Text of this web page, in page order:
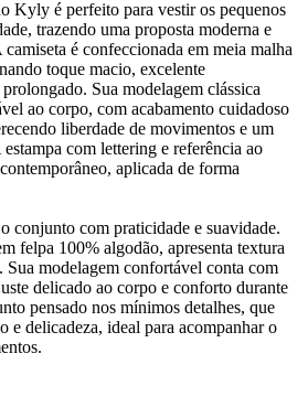
Kyly é perfeito para vestir os pequenos
trazendo uma proposta moderna e
é confeccionada em meia malha
toque macio, excelente
Sua modelagem clássica
ao corpo, com acabamento cuidadoso
liberdade de movimentos e um
com lettering e referência ao
aplicada de forma
conjunto com praticidade e suavidade.
felpa 100% algodão, apresenta textura
Sua modelagem confortável conta com
delicado ao corpo e conforto durante
pensado nos mínimos detalhes, que
e delicadeza, ideal para acompanhar o